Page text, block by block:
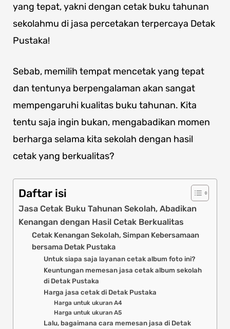
yang tepat, yakni dengan cetak buku tahunan
sekolahmu di jasa percetakan terpercaya Detak
Pustaka!
Sebab, memilih tempat mencetak yang tepat
dan tentunya berpengalaman akan sangat
mempengaruhi kualitas buku tahunan. Kita
tentu saja ingin bukan, mengabadikan momen
berharga selama kita sekolah dengan hasil
cetak yang berkualitas?
Daftar isi
Jasa Cetak Buku Tahunan Sekolah, Abadikan
Kenangan dengan Hasil Cetak Berkualitas
Cetak Kenangan Sekolah, Simpan Kebersamaan
bersama Detak Pustaka
Untuk siapa saja layanan cetak album foto ini?
Keuntungan memesan jasa cetak album sekolah
di Detak Pustaka
Harga jasa cetak di Detak Pustaka
Harga untuk ukuran A4
Harga untuk ukuran A5
Lalu, bagaimana cara memesan jasa di Detak